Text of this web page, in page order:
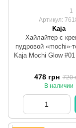
1
Артикул:
Kaja
Хайлайтер с
пудровой «mochi»-
Kaja Mochi Glow
478 грн 720
В наличии